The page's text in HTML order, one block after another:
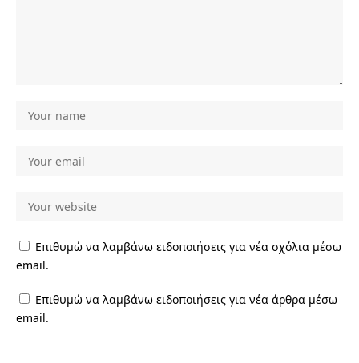
Επιθυμώ να λαμβάνω ειδοποιήσεις για νέα σχόλια μέσω
email.
Επιθυμώ να λαμβάνω ειδοποιήσεις για νέα άρθρα μέσω
email.